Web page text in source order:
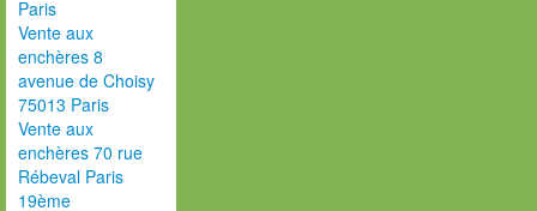
Paris
Vente aux
enchères 8
avenue de Choisy
75013 Paris
Vente aux
enchères 70 rue
Rébeval Paris
19ème